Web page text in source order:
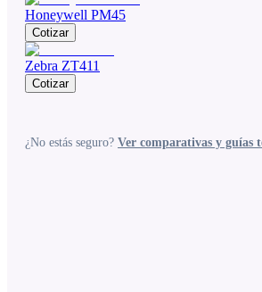
Honeywell PM45
Cotizar
Zebra ZT411
Cotizar
¿No estás seguro? Ver comparativas y guías